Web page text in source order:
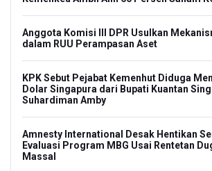
Anggota Komisi III DPR Usulkan
dalam RUU Perampasan Aset
KPK Sebut Pejabat Kemenhut Diduga
Dolar Singapura dari Bupati Kuantan
Suhardiman Amby
Amnesty International Desak Hentikan
Evaluasi Program MBG Usai Rentetan
Massal